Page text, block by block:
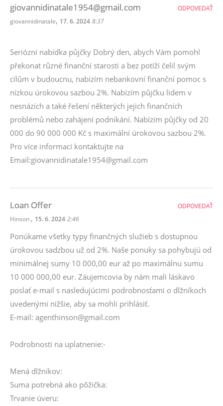
giovannidinatale1954@gmail.com
giovannidinatale, 17. 6. 2024 8:37
Seriózní nabídka půjčky Dobrý den, abych Vám pomohl
překonat různé finanční starosti a bez potíží čelil svým
cílům v budoucnu, nabízím nebankovní finanční pomoc s
nízkou úrokovou sazbou 2%. Nabízím půjčku lidem v
nesnázích a také řešení některých jejich finančních
problémů nebo zahájení podnikání. Nabízím půjčky od 20
000 do 90 000 000 Kč s maximální úrokovou sazbou 2%.
Pro více informací kontaktujte na
Email:giovannidinatale1954@gmail.com
ODPOVEDAŤ
Loan Offer
Hinson , 15. 6. 2024 2:46
Ponúkame všetky typy finančných služieb s dostupnou
úrokovou sadzbou už od 2%. Naše ponuky sa pohybujú od
minimálnej sumy 10 000,00 eur až po maximálnu sumu
10 000 000,00 eur. Záujemcovia by nám mali láskavo
poslať e-mail s nasledujúcimi podrobnosťami o dlžníkoch
uvedenými nižšie, aby sa mohli prihlásiť.
E-mail: agenthinson@gmail.com
Podrobnosti na uplatnenie:-
Mená dlžníkov:
Suma potrebná ako pôžička:
Trvanie úveru:
ODPOVEDAŤ